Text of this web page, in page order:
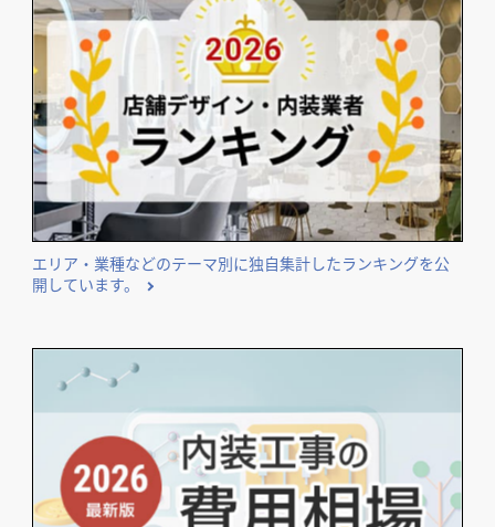
エリア・業種などのテーマ別に独自集計したランキングを公
開しています。